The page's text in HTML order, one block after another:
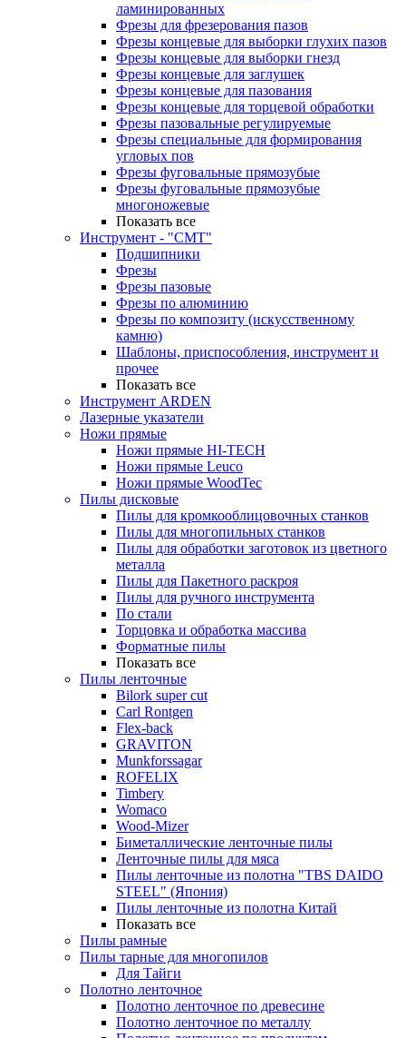
ламинированных
Фрезы для фрезерования пазов
Фрезы концевые для выборки глухих пазов
Фрезы концевые для выборки гнезд
Фрезы концевые для заглушек
Фрезы концевые для пазования
Фрезы концевые для торцевой обработки
Фрезы пазовальные регулируемые
Фрезы специальные для формирования
угловых пов
Фрезы фуговальные прямозубые
Фрезы фуговальные прямозубые
многоножевые
Показать все
Инструмент - "СМТ"
Подшипники
Фрезы
Фрезы пазовые
Фрезы по алюминию
Фрезы по композиту (искусственному
камню)
Шаблоны, приспособления, инструмент и
прочее
Показать все
Инструмент ARDEN
Лазерные указатели
Ножи прямые
Ножи прямые HI-TECH
Ножи прямые Leuco
Ножи прямые WoodTec
Пилы дисковые
Пилы для кромкооблицовочных станков
Пилы для многопильных станков
Пилы для обработки заготовок из цветного
металла
Пилы для Пакетного раскроя
Пилы для ручного инструмента
По стали
Торцовка и обработка массива
Форматные пилы
Показать все
Пилы ленточные
Bilork super cut
Carl Rontgen
Flex-back
GRAVITON
Munkforssagar
ROFELIX
Timbery
Womaco
Wood-Mizer
Биметаллические ленточные пилы
Ленточные пилы для мяса
Пилы ленточные из полотна "TBS DAIDO
STEEL" (Япония)
Пилы ленточные из полотна Китай
Показать все
Пилы рамные
Пилы тарные для многопилов
Для Тайги
Полотно ленточное
Полотно ленточное по древесине
Полотно ленточное по металлу